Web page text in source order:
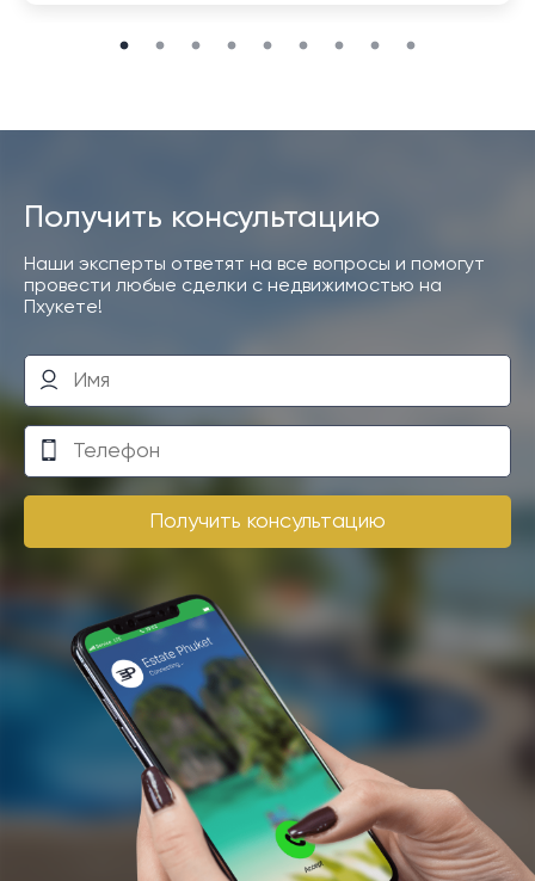
Получить консультацию
Наши эксперты ответят на все вопросы и помогут
провести любые сделки с недвижимостью на
Пхукете!
Получить консультацию